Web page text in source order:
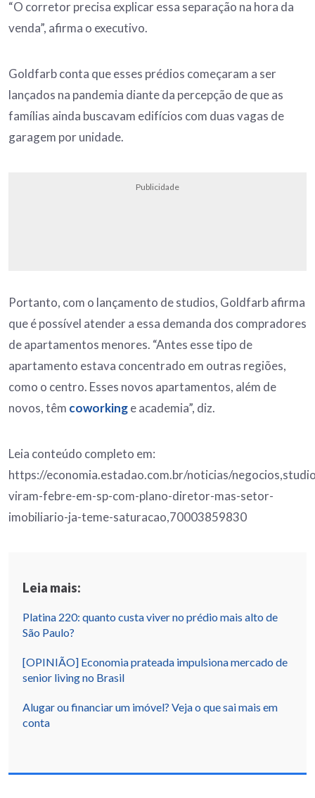
“O corretor precisa explicar essa separação na hora da
venda”, afirma o executivo.
Goldfarb conta que esses prédios começaram a ser
lançados na pandemia diante da percepção de que as
famílias ainda buscavam edifícios com duas vagas de
garagem por unidade.
Publicidade
Portanto, com o lançamento de studios, Goldfarb afirma
que é possível atender a essa demanda dos compradores
de apartamentos menores. “Antes esse tipo de
apartamento estava concentrado em outras regiões,
como o centro. Esses novos apartamentos, além de
novos, têm coworkinge academia”, diz.
Leia conteúdo completo em:
https://economia.estadao.com.br/noticias/
viram-febre-em-sp-com-plano-diretor-mas-setor-
imobiliario-ja-teme-saturacao,70003859830
Leia mais:
Platina 220: quanto custa viver no prédio mais alto de
São Paulo?
[OPINIÃO] Economia prateada impulsiona mercado de
senior living no Brasil
Alugar ou financiar um imóvel? Veja o que sai mais em
conta